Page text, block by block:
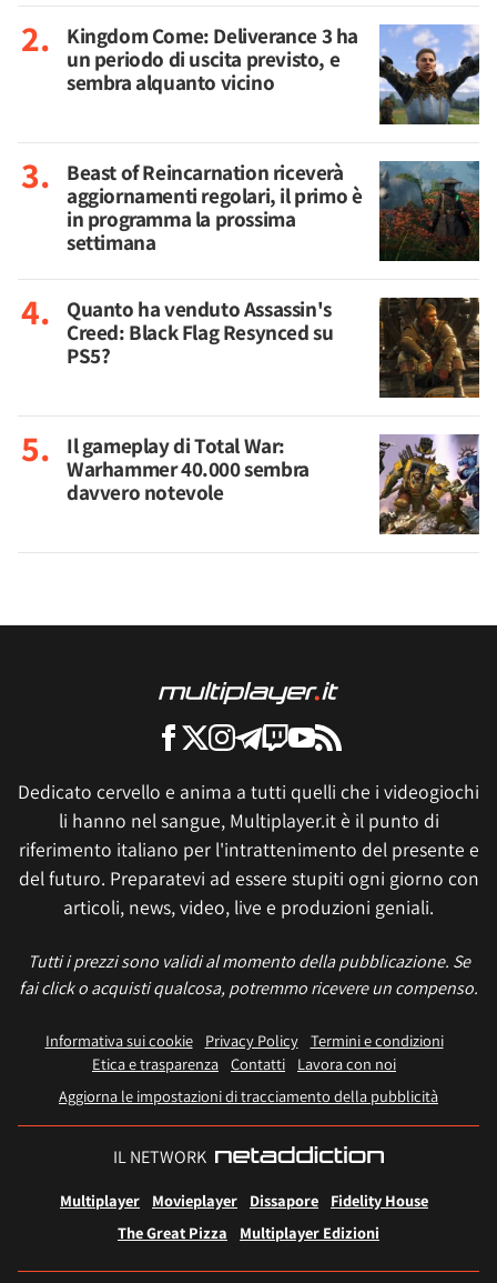
Kingdom Come: Deliverance 3 ha
un periodo di uscita previsto, e
sembra alquanto vicino
Beast of Reincarnation riceverà
aggiornamenti regolari, il primo è
in programma la prossima
settimana
Quanto ha venduto Assassin's
Creed: Black Flag Resynced su
PS5?
Il gameplay di Total War:
Warhammer 40.000 sembra
davvero notevole
Dedicato cervello e anima a tutti quelli che i videogiochi
li hanno nel sangue, Multiplayer.it è il punto di
riferimento italiano per l'intrattenimento del presente e
del futuro. Preparatevi ad essere stupiti ogni giorno con
articoli, news, video, live e produzioni geniali.
Tutti i prezzi sono validi al momento della pubblicazione. Se
fai click o acquisti qualcosa, potremmo ricevere un compenso.
Informativa sui cookie Privacy Policy
Termini e condizioni
Etica e trasparenza Contatti
Lavora con noi
Aggiorna le impostazioni di tracciamento della pubblicità
IL NETWORK
Multiplayer Movieplayer Dissapore
Fidelity House
The Great Pizza
Multiplayer Edizioni